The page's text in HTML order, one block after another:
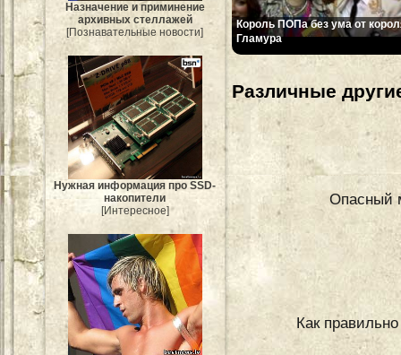
Назначение и приминение
архивных стеллажей
[Познавательные новости]
Нужная информация про SSD-
накопители
[Интересное]
Король ПОПа без ума от
Гламура
Различные
Опасный
Как